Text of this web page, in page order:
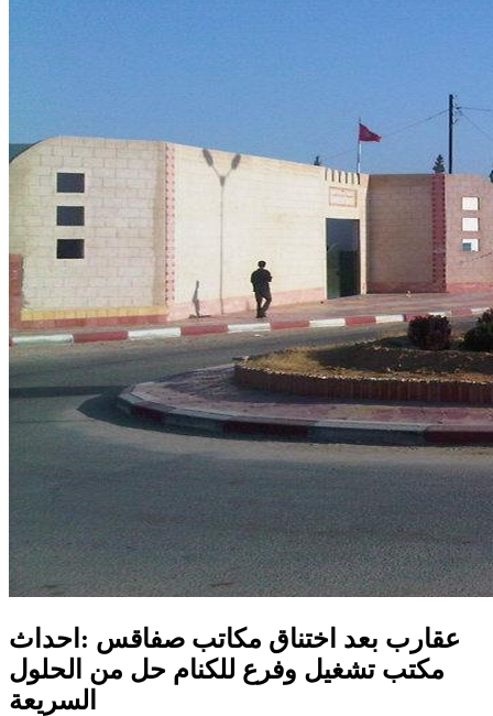
عقارب بعد اختناق مكاتب صفاقس :احداث
مكتب تشغيل وفرع للكنام حل من الحلول
السريعة